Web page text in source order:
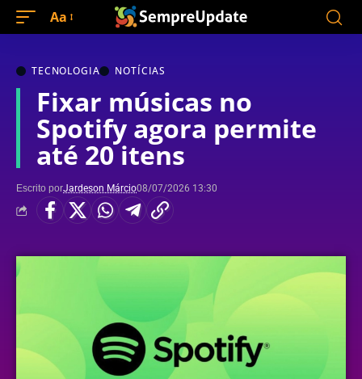
Aa
TECNOLOGIA NOTÍCIAS
Fixar músicas no
Spotify agora permite
até 20 itens
Escrito porJardeson Márcio08/07/2026 13:30